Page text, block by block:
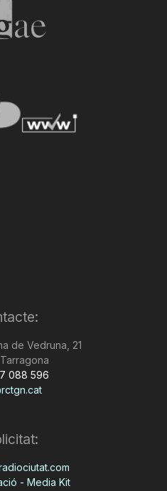
de Vedruna, 21
088 596
- Media Kit